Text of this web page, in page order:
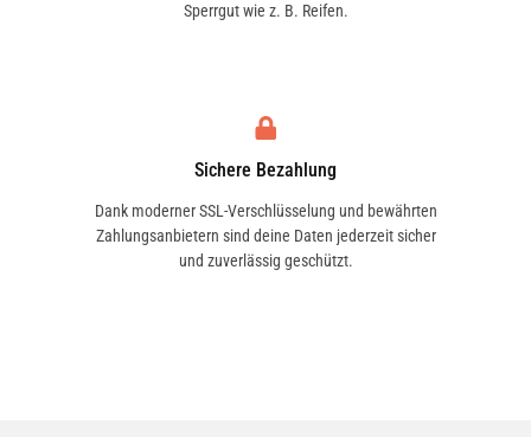
Sperrgut wie z. B. Reifen.
Sichere Bezahlung
Dank moderner SSL-Verschlüsselung und bewährten
Zahlungsanbietern sind deine Daten jederzeit sicher
und zuverlässig geschützt.